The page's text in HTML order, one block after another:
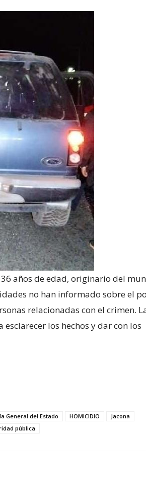
años de edad, originario del
no han informado sobre el
relacionadas con el crimen.
los hechos y dar con los
General del Estado HOMICIDIO
Jacona
pública